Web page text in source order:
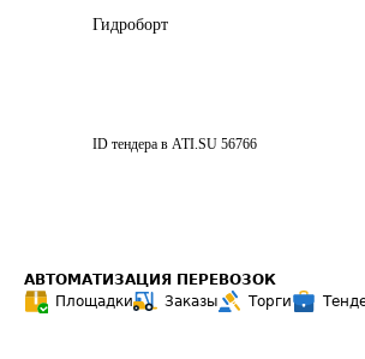
Гидроборт
ID тендера в ATI.SU 56766
АВТОМАТИЗАЦИЯ ПЕРЕВОЗОК
Площадки
Заказы Торги